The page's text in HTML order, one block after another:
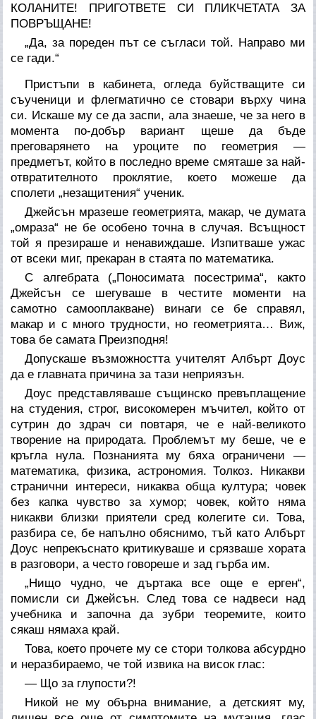
КОЛАНИТЕ! ПРИГОТВЕТЕ СИ ПЛИКЧЕТАТА ЗА
ПОВРЪЩАНЕ!
„Да, за пореден път се съгласи той. Направо ми
се гади.“
Пристъпи в кабинета, огледа буйстващите си
съученици и флегматично се стовари върху чина
си. Искаше му се да заспи, ала знаеше, че за него в
момента по-добър вариант щеше да бъде
преговарянето на уроците по геометрия —
предметът, който в последно време смяташе за най-
отвратителното проклятие, което можеше да
сполети „незащитения“ ученик.
Джейсън мразеше геометрията, макар, че думата
„омраза“ не бе особено точна в случая. Всъщност
той я презираше и ненавиждаше. Изпитваше ужас
от всеки миг, прекаран в стаята по математика.
С алгебрата („Поносимата посестрима“, както
Джейсън се шегуваше в честите моменти на
самотно самооплакване) винаги се бе справял,
макар и с много трудности, но геометрията… Виж,
това бе самата Преизподня!
Допускаше възможността учителят Албърт Доус
да е главната причина за тази неприязън.
Доус представляваше същинско превъплащение
на студения, строг, високомерен мъчител, който от
сутрин до здрач си повтаря, че е най-великото
творение на природата. Проблемът му беше, че е
кръгла нула. Познанията му бяха ограничени —
математика, физика, астрономия. Толкоз. Никакви
странични интереси, никаква обща култура; човек
без капка чувство за хумор; човек, който няма
никакви близки приятели сред колегите си. Това,
разбира се, бе напълно обяснимо, тъй като Албърт
Доус непрекъснато критикуваше и срязваше хората
в разговори, а често говореше и зад гърба им.
„Нищо чудно, че дъртака все още е ерген“,
помисли си Джейсън. След това се надвеси над
учебника и започна да зубри теоремите, които
сякаш нямаха край.
Това, което прочете му се стори толкова абсурдно
и неразбираемо, че той извика на висок глас:
— Що за глупости?!
Никой не му обърна внимание, а детският му,